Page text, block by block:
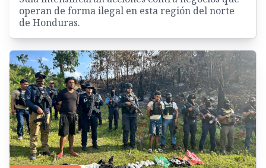
operan de forma ilegal en esta región del norte
de Honduras.